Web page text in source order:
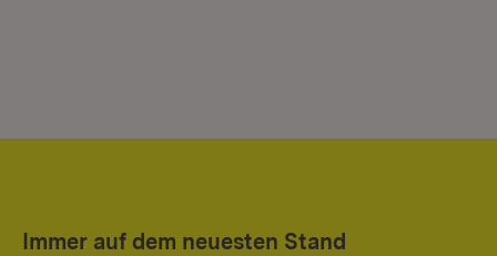
Immer auf dem neuesten Stand